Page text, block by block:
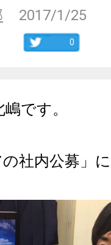
2017/1/25
0
です。
社内公募」